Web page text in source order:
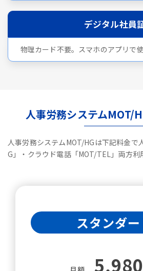
デジタル社員
物理カード不要。スマホのアプリで
人事労務システムMOT/
人事労務システムMOT/HGは下記料金で
G」・クラウド電話「MOT/TEL」両方利
スタンダー
5,980